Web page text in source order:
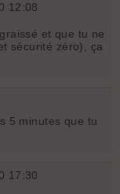
12:08
et que tu ne
sécurité zéro), ça
5 minutes que tu
17:30